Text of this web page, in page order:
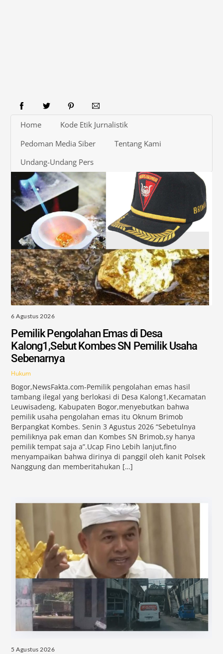
Home
Kode Etik Jurnalistik
Pedoman Media Siber
Tentang Kami
Undang-Undang Pers
6 Agustus 2026
Pemilik Pengolahan Emas di Desa
Kalong1,Sebut Kombes SN Pemilik Usaha
Sebenarnya
Hukum
Bogor,NewsFakta.com-Pemilik pengolahan emas hasil
tambang ilegal yang berlokasi di Desa Kalong1,Kecamatan
Leuwisadeng, Kabupaten Bogor,menyebutkan bahwa
pemilik usaha pengolahan emas itu Oknum Brimob
Berpangkat Kombes. Senin 3 Agustus 2026 “Sebetulnya
pemiliknya pak eman dan Kombes SN Brimob,sy hanya
pemilik tempat saja a”.Ucap Fino Lebih lanjut,fino
menyampaikan bahwa dirinya di panggil oleh kanit Polsek
Nanggung dan memberitahukan […]
5 Agustus 2026